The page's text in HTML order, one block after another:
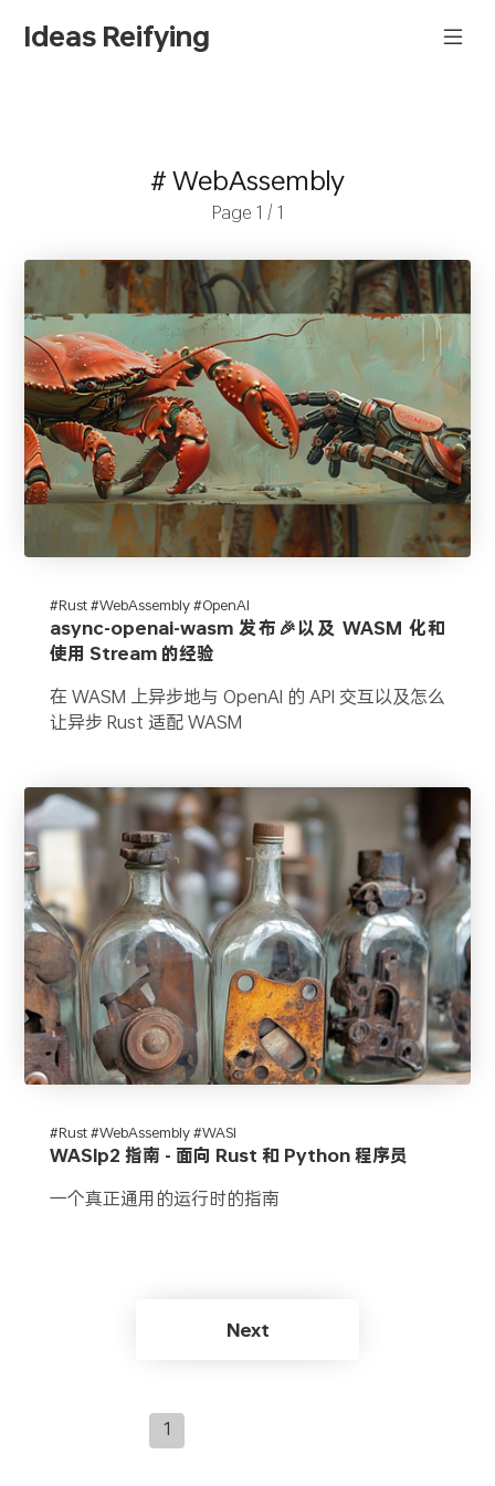
Ideas Reifying
# WebAssembly
Page 1 / 1
#Rust #WebAssembly #OpenAI
async-openai-wasm 发布🎉以及 WASM 化和
使用 Stream 的经验
在 WASM 上异步地与 OpenAI 的 API 交互以及怎么
让异步 Rust 适配 WASM
#Rust #WebAssembly #WASI
WASIp2 指南 - 面向 Rust 和 Python 程序员
一个真正通用的运行时的指南
Next
1